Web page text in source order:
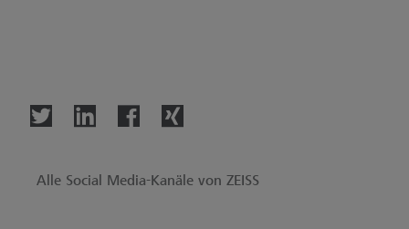
Alle Social Media-Kanäle von ZEISS